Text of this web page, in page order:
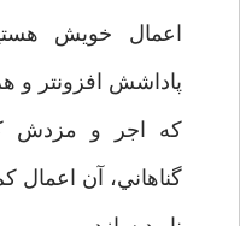
اعمال خويش
پاداشش افزونتر و
که اجر و مزدش
گناهاني، آن اعمال